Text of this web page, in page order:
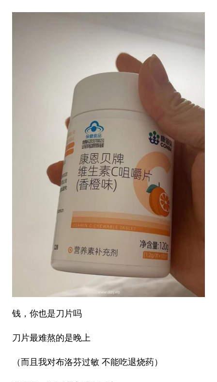
钱，你也是刀片吗
刀片最难熬的是晚上
（而且我对布洛芬过敏 不能吃退烧药）